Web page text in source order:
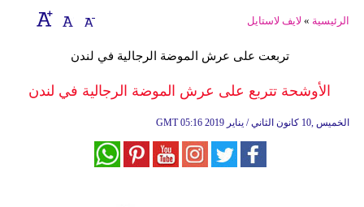
صحة
الرئيسية » لايف لاستايل
تربعت على عرش الموضة الرجالية في لندن
الأوشحة تتربع على عرش الموضة الرجالية في لندن
GMT 05:16 2019 الخميس ,10 كانون الثاني / يناير